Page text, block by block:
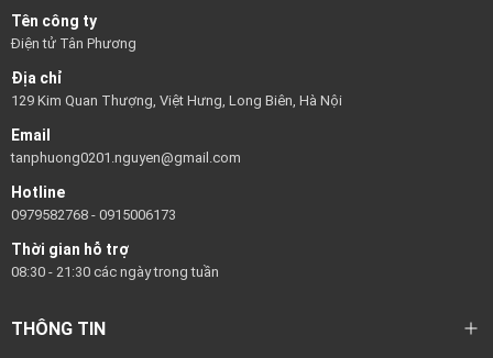
Tên công ty
Điện tử Tân Phương
Địa chỉ
129 Kim Quan Thượng, Việt Hưng, Long Biên, Hà Nội
Email
tanphuong0201.nguyen@gmail.com
Hotline
0979582768 - 0915006173
Thời gian hỗ trợ
08:30 - 21:30 các ngày trong tuần
THÔNG TIN